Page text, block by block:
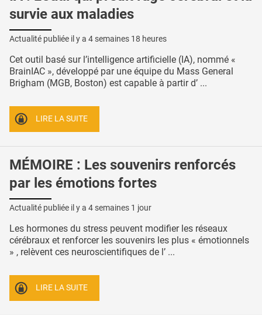
survie aux maladies
Actualité publiée il y a 4 semaines 18 heures
Cet outil basé sur l’intelligence artificielle (IA), nommé «
BrainIAC », développé par une équipe du Mass General
Brigham (MGB, Boston) est capable à partir d’ ...
LIRE LA SUITE
MÉMOIRE : Les souvenirs renforcés
par les émotions fortes
Actualité publiée il y a 4 semaines 1 jour
Les hormones du stress peuvent modifier les réseaux
cérébraux et renforcer les souvenirs les plus « émotionnels
» , relèvent ces neuroscientifiques de l’ ...
LIRE LA SUITE